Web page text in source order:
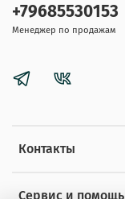
Контакты
Сервис и помощь
+79685530153
Менеджер по продажам